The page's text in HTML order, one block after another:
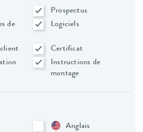
Prospectus
de
Logiciels
Certificat
Instructions de
montage
Anglais